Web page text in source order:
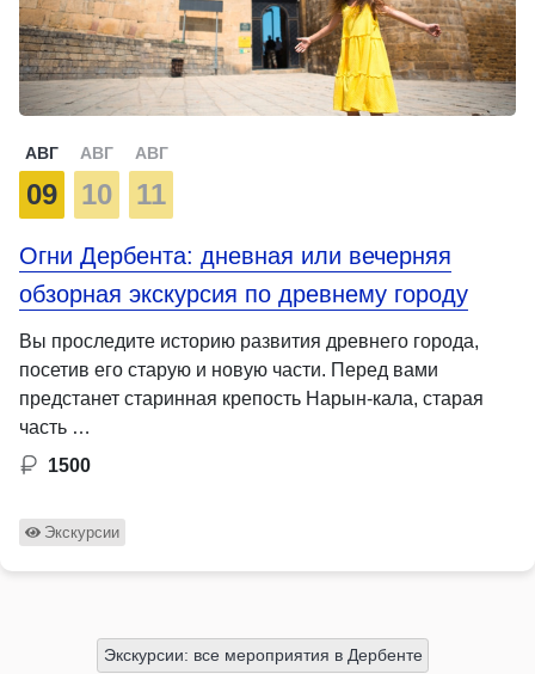
АВГ
09
АВГ
10
АВГ
11
Огни Дербента: дневная или вечерняя
обзорная экскурсия по древнему городу
Вы проследите историю развития древнего города,
посетив его старую и новую части. Перед вами
предстанет старинная крепость Нарын-кала, старая
часть …
1500
Экскурсии
Экскурсии: все мероприятия в Дербенте